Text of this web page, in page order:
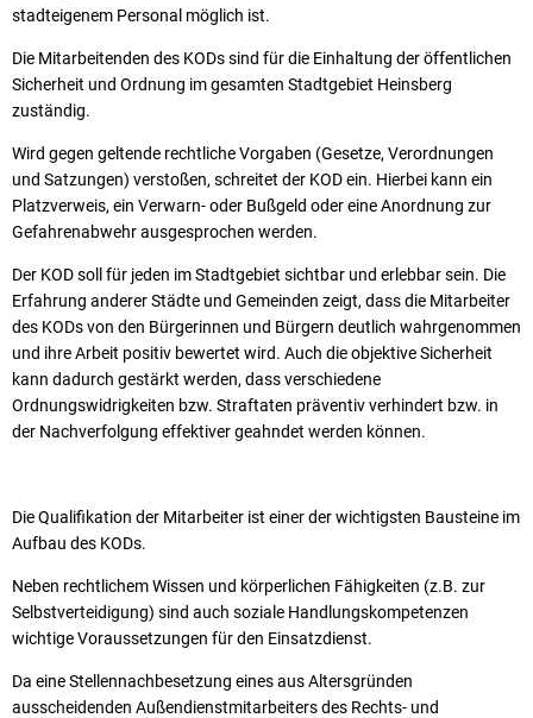
stadteigenem Personal möglich ist.
Die Mitarbeitenden des KODs sind für die Einhaltung der öffentlichen
Sicherheit und Ordnung im gesamten Stadtgebiet Heinsberg
zuständig.
Wird gegen geltende rechtliche Vorgaben (Gesetze, Verordnungen
und Satzungen) verstoßen, schreitet der KOD ein. Hierbei kann ein
Platzverweis, ein Verwarn- oder Bußgeld oder eine Anordnung zur
Gefahrenabwehr ausgesprochen werden.
Der KOD soll für jeden im Stadtgebiet sichtbar und erlebbar sein. Die
Erfahrung anderer Städte und Gemeinden zeigt, dass die Mitarbeiter
des KODs von den Bürgerinnen und Bürgern deutlich wahrgenommen
und ihre Arbeit positiv bewertet wird. Auch die objektive Sicherheit
kann dadurch gestärkt werden, dass verschiedene
Ordnungswidrigkeiten bzw. Straftaten präventiv verhindert bzw. in
der Nachverfolgung effektiver geahndet werden können.
Die Qualifikation der Mitarbeiter ist einer der wichtigsten Bausteine im
Aufbau des KODs.
Neben rechtlichem Wissen und körperlichen Fähigkeiten (z.B. zur
Selbstverteidigung) sind auch soziale Handlungskompetenzen
wichtige Voraussetzungen für den Einsatzdienst.
Da eine Stellennachbesetzung eines aus Altersgründen
ausscheidenden Außendienstmitarbeiters des Rechts- und